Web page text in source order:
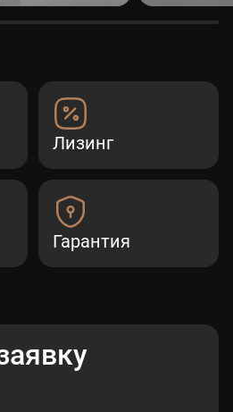
Лизинг
Гарантия